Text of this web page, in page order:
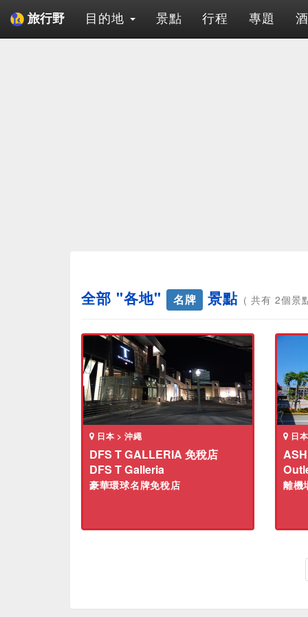
旅行野 目的地 景點 行程 專題
全部 "各地" 名牌 景點 ( 共有 2個景
日本 > 沖繩
DFS T GALLERIA 免稅店
DFS T Galleria
豪華環球名牌免稅店
日
離機